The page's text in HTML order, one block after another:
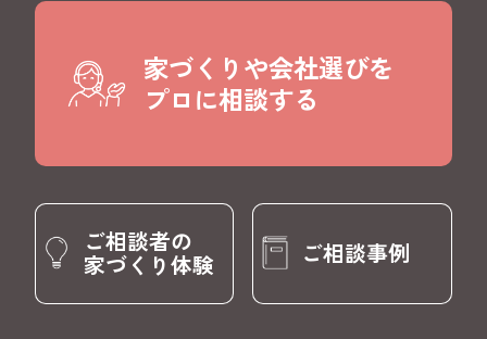
家づくりや会社選びを
プロに相談する
ご相談者の
家づくり体験 ご相談事例